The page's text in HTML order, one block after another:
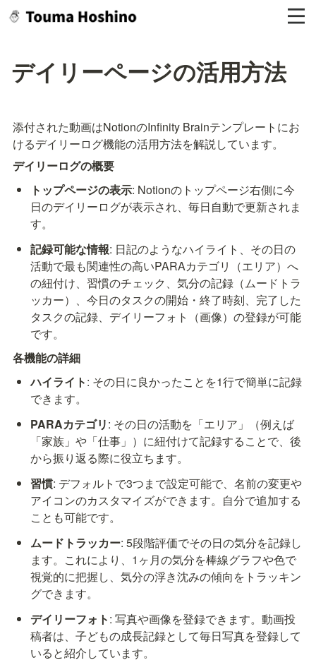
デイリーページの活用方法
添付された動画はNotionのInfinity Brainテンプレートにお
けるデイリーログ機能の活用方法を解説しています。
デイリーログの概要
トップページの表示: Notionのトップページ右側に今
日のデイリーログが表示され、毎日自動で更新されま
す。
記録可能な情報: 日記のようなハイライト、その日の
活動で最も関連性の高いPARAカテゴリ（エリア）へ
の紐付け、習慣のチェック、気分の記録（ムードトラ
ッカー）、今日のタスクの開始・終了時刻、完了した
タスクの記録、デイリーフォト（画像）の登録が可能
です。
各機能の詳細
ハイライト: その日に良かったことを1行で簡単に記録
できます。
PARAカテゴリ: その日の活動を「エリア」（例えば
「家族」や「仕事」）に紐付けて記録することで、後
から振り返る際に役立ちます。
習慣: デフォルトで3つまで設定可能で、名前の変更や
アイコンのカスタマイズができます。自分で追加する
ことも可能です。
ムードトラッカー: 5段階評価でその日の気分を記録し
ます。これにより、1ヶ月の気分を棒線グラフや色で
視覚的に把握し、気分の浮き沈みの傾向をトラッキン
グできます。
デイリーフォト: 写真や画像を登録できます。動画投
稿者は、子どもの成長記録として毎日写真を登録して
いると紹介しています。